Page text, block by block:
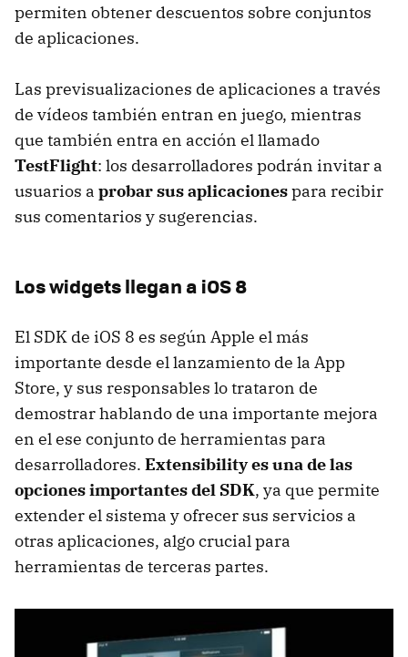
permiten obtener descuentos sobre conjuntos
de aplicaciones.
Las previsualizaciones de aplicaciones a través
de vídeos también entran en juego, mientras
que también entra en acción el llamado
TestFlight: los desarrolladores podrán invitar a
usuarios a probar sus aplicacionespara recibir
sus comentarios y sugerencias.
Los widgets llegan a iOS 8
El SDK de iOS 8 es según Apple el más
importante desde el lanzamiento de la App
Store, y sus responsables lo trataron de
demostrar hablando de una importante mejora
en el ese conjunto de herramientas para
desarrolladores. Extensibility es una de las
opciones importantes del SDK, ya que permite
extender el sistema y ofrecer sus servicios a
otras aplicaciones, algo crucial para
herramientas de terceras partes.